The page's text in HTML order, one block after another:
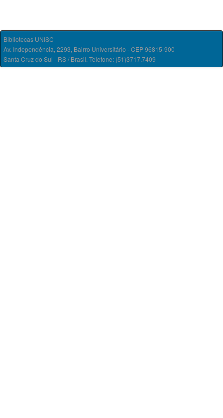
Bibliotecas UNISC
Av. Independência, 2293, Bairro Universitário - CEP 96815-900
Santa Cruz do Sul - RS / Brasil. Telefone: (51)3717.7409